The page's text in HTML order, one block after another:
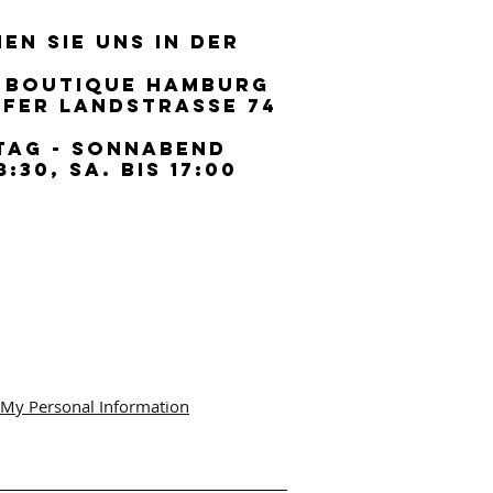
SIE UNS IN DER
HAMBURG
LANDSTRASSE 74
- SONNABEND
SA. BIS 17:00
SIE UNS IN DER
HAMBURG
LANDSTRASSE 74
- SONNABEND
SA. BIS 17:00
Personal Information